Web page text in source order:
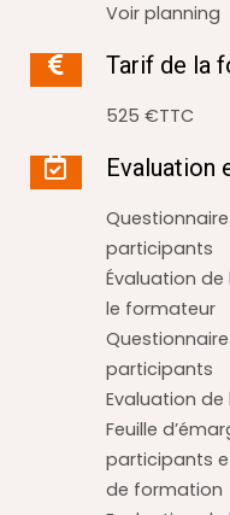
Voir planning
Tarif de la
525 €TTC
Evaluation
participants
Évaluation
le formateur
participants
Evaluation
Feuille
participants
de formation